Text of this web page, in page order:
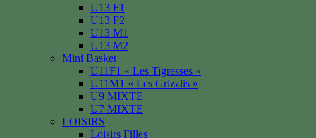
U13 F1
U13 F2
U13 M1
U13 M2
Mini Basket
U11F1 « Les Tigresses »
U11M1 « Les Grizzlis »
U9 MIXTE
U7 MIXTE
LOISIRS
Loisirs Filles